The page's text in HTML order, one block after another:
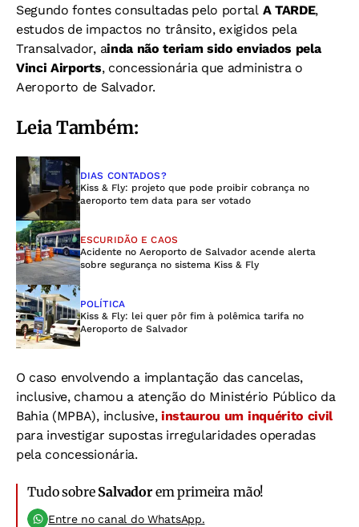
Segundo fontes consultadas pelo portalA TARDE,
estudos de impactos no trânsito, exigidos pela
Transalvador, ainda não teriam sido enviados pela
Vinci Airports, concessionária que administra o
Aeroporto de Salvador.
Leia Também:
DIAS CONTADOS?
Kiss & Fly: projeto que pode proibir cobrança no
aeroporto tem data para ser votado
ESCURIDÃO E CAOS
Acidente no Aeroporto de Salvador acende alerta
sobre segurança no sistema Kiss & Fly
POLÍTICA
Kiss & Fly: lei quer pôr fim à polêmica tarifa no
Aeroporto de Salvador
O caso envolvendo a implantação das cancelas,
inclusive, chamou a atenção do Ministério Público da
Bahia (MPBA), inclusive, instaurou um inquérito civil
para investigar supostas irregularidades operadas
pela concessionária.
Tudo sobre Salvadorem primeira mão!
Entre no canal do WhatsApp.